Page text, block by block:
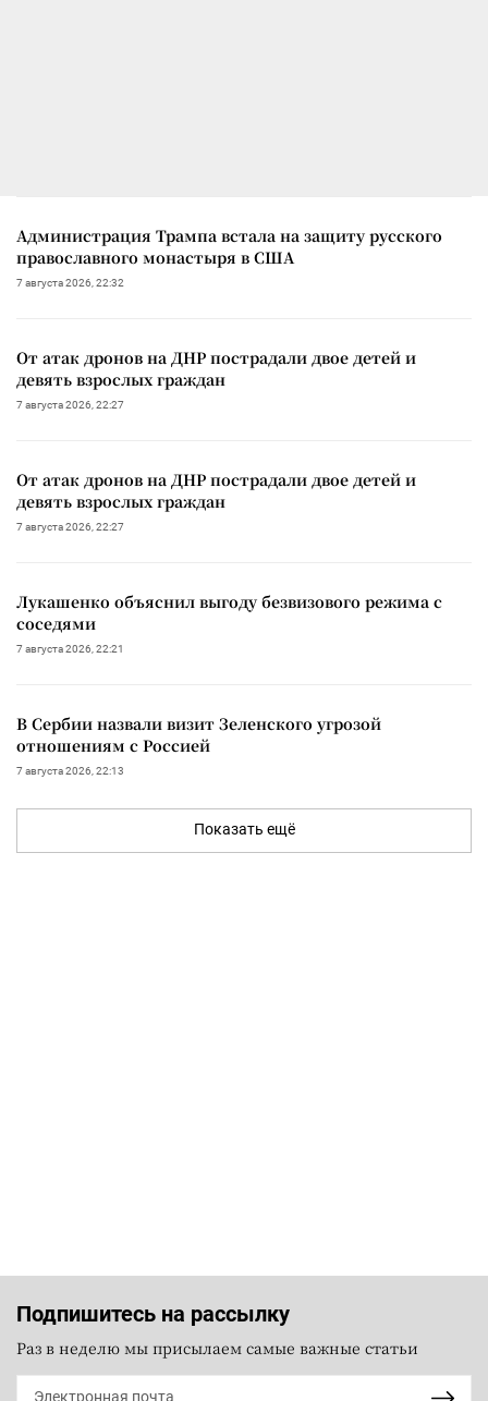
Администрация Трампа встала на защиту русского
православного монастыря в США
7 августа 2026, 22:32
От атак дронов на ДНР пострадали двое детей и
девять взрослых граждан
7 августа 2026, 22:27
От атак дронов на ДНР пострадали двое детей и
девять взрослых граждан
7 августа 2026, 22:27
Лукашенко объяснил выгоду безвизового режима с
соседями
7 августа 2026, 22:21
В Сербии назвали визит Зеленского угрозой
отношениям с Россией
7 августа 2026, 22:13
Показать ещё
Подпишитесь на рассылку
Раз в неделю мы присылаем самые важные статьи